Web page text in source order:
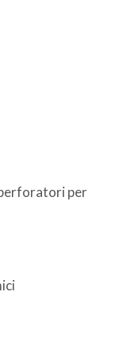
per